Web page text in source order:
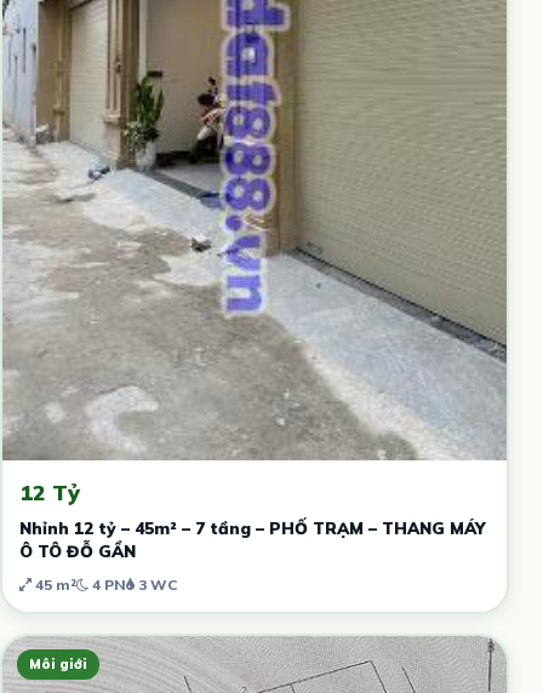
12 Tỷ
Nhỉnh 12 tỷ – 45m² – 7 tầng – PHỐ TRẠM – THANG MÁY
Ô TÔ ĐỖ GẦN
45 m² 4 PN 3 WC
Môi giới